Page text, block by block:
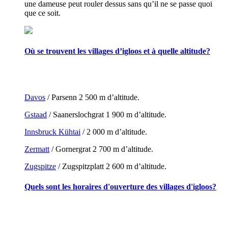
une dameuse peut rouler dessus sans qu’il ne se passe quoi
que ce soit.
Où se trouvent les villages d’igloos et à quelle altitude?
Davos / Parsenn 2 500 m d’altitude.
Gstaad / Saanerslochgrat 1 900 m d’altitude.
Innsbruck Kühtai / 2 000 m d’altitude.
Zermatt/ Gornergrat 2 700 m d’altitude.
Zugspitze / Zugspitzplatt 2 600 m d’altitude.
Quels sont les horaires d'ouverture des villages d'igloos?